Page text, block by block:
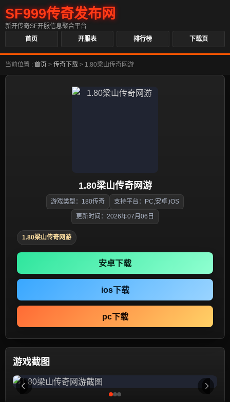
SF999传奇发布网
新开传奇SF开服信息聚合平台
首页
开服表 排行榜 下载页
当前位置 : 首页 > 传奇下载 > 1.80梁山传奇网游
1.80梁山传奇网游
游戏类型：180传奇 支持平台：PC,安卓,iOS
更新时间：2026年07月06日
1.80梁山传奇网游
安卓下载
ios下载
pc下载
游戏截图